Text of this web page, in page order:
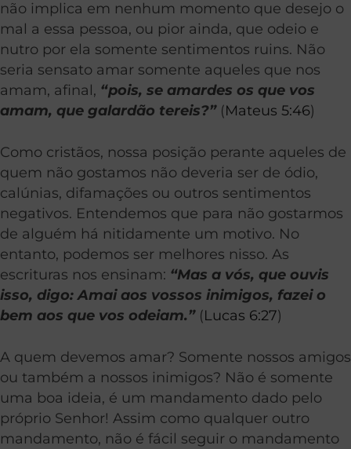
não implica em nenhum momento que desejo o
mal a essa pessoa, ou pior ainda, que odeio e
nutro por ela somente sentimentos ruins. Não
seria sensato amar somente aqueles que nos
amam, afinal, “pois, se amardes os que vos
amam, que galardão tereis?” (Mateus 5:46)
Como cristãos, nossa posição perante aqueles de
quem não gostamos não deveria ser de ódio,
calúnias, difamações ou outros sentimentos
negativos. Entendemos que para não gostarmos
de alguém há nitidamente um motivo. No
entanto, podemos ser melhores nisso. As
escrituras nos ensinam: “Mas a vós, que ouvis
isso, digo: Amai aos vossos inimigos, fazei o
bem aos que vos odeiam.” (Lucas 6:27)
A quem devemos amar? Somente nossos amigos
ou também a nossos inimigos? Não é somente
uma boa ideia, é um mandamento dado pelo
próprio Senhor! Assim como qualquer outro
mandamento, não é fácil seguir o mandamento